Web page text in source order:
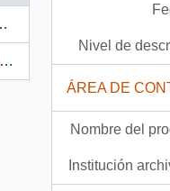
Nivel de
ÁREA DE
Nombre del
Institución